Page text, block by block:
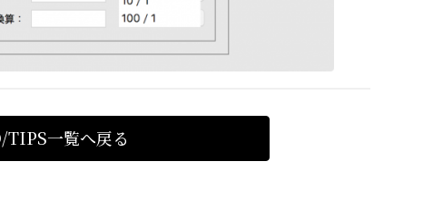
TIPS一覧へ戻る